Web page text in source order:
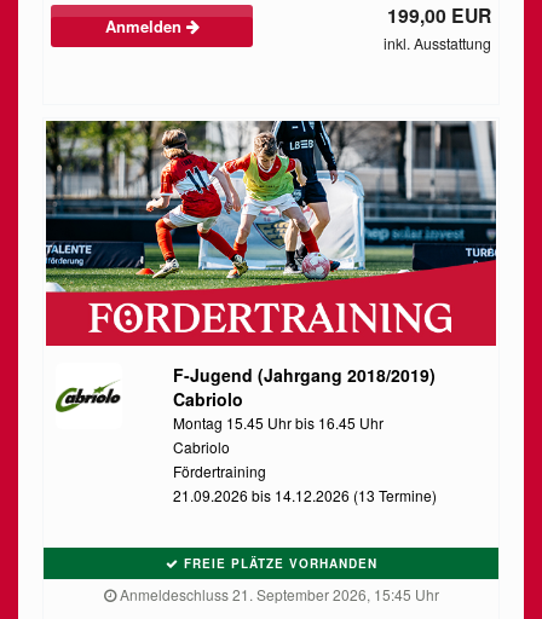
Anmelden 199,00 EUR
inkl. Ausstattung
F-Jugend (Jahrgang 2018/2019)
Cabriolo
Montag 15.45 Uhr bis 16.45 Uhr
Cabriolo
Fördertraining
21.09.2026 bis 14.12.2026 (13 Termine)
FREIE PLÄTZE VORHANDEN
Anmeldeschluss 21. September 2026, 15:45 Uhr